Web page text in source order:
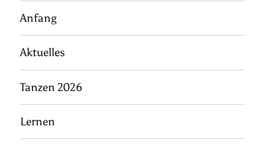
Anfang
Aktuelles
Tanzen 2026
Lernen